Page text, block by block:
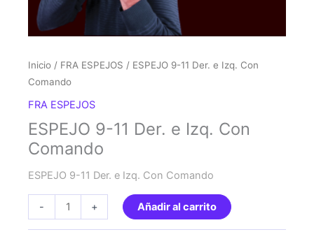
Inicio / FRA ESPEJOS / ESPEJO 9-11 Der. e Izq. Con
Comando
FRA ESPEJOS
ESPEJO 9-11 Der. e Izq. Con
Comando
ESPEJO 9-11 Der. e Izq. Con Comando
-
9-
+ Añadir al carrito